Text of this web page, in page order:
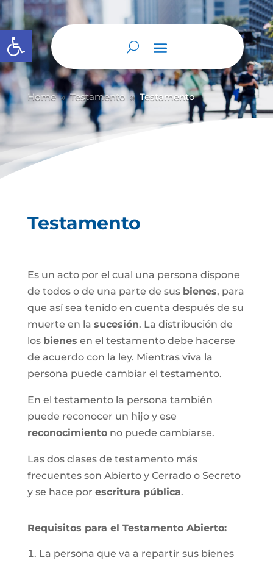
Abrir barra de herramientas
Home 9 Testamento 9 Testamento
Testamento
Es un acto por el cual una persona dispone
de todos o de una parte de sus bienes, para
que así sea tenido en cuenta después de su
muerte en la sucesión. La distribución de
los bienes en el testamento debe hacerse
de acuerdo con la ley. Mientras viva la
persona puede cambiar el testamento.
En el testamento la persona también
puede reconocer un hijo y ese
reconocimientono puede cambiarse.
Las dos clases de testamento más
frecuentes son Abierto y Cerrado o Secreto
y se hace por escritura pública.
Requisitos para el Testamento Abierto:
La persona que va a repartir sus bienes